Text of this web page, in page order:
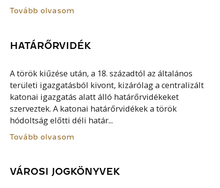
Tovább olvasom
HATÁRŐRVIDÉK
A török kiűzése után, a 18. századtól az általános
területi igazgatásból kivont, kizárólag a centralizált
katonai igazgatás alatt álló határőrvidékeket
szerveztek. A katonai határőrvidékek a török
hódoltság előtti déli határ...
Tovább olvasom
VÁROSI JOGKÖNYVEK